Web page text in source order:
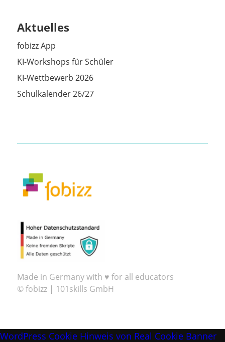
Aktuelles
fobizz App
KI-Workshops für Schüler
KI-Wettbewerb 2026
Schulkalender 26/27
Made in Germany with ♥ for all educators
© fobizz | 101skills GmbH
WordPress Cookie Hinweis von Real Cookie Banner